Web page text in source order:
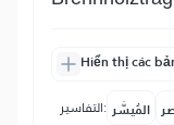
Hiển thị các
التفاسير: المُيسَّر